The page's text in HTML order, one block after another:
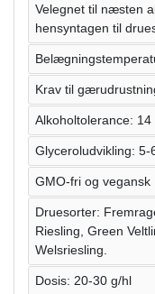
Velegnet til næsten
hensyntagen til
Krav til
Alkoholtolerance: 14
Glyceroludvikling: 5-
GMO-fri og vegansk
Druesorter:
Riesling, Green
Welsriesling.
Dosis: 20-30 g/hl